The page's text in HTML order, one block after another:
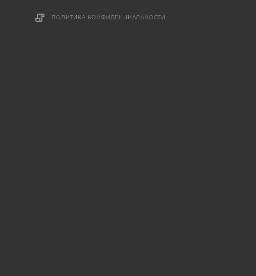
ПОЛИТИКА КОНФИДЕНЦИАЛЬНОСТИ